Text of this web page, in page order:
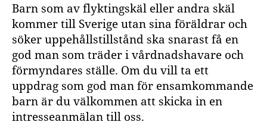
Barn som av flyktingskäl eller andra skäl
kommer till Sverige utan sina föräldrar och
söker uppehållstillstånd ska snarast få en
god man som träder i vårdnadshavare och
förmyndares ställe. Om du vill ta ett
uppdrag som god man för ensamkommande
barn är du välkommen att skicka in en
intresseanmälan till oss.